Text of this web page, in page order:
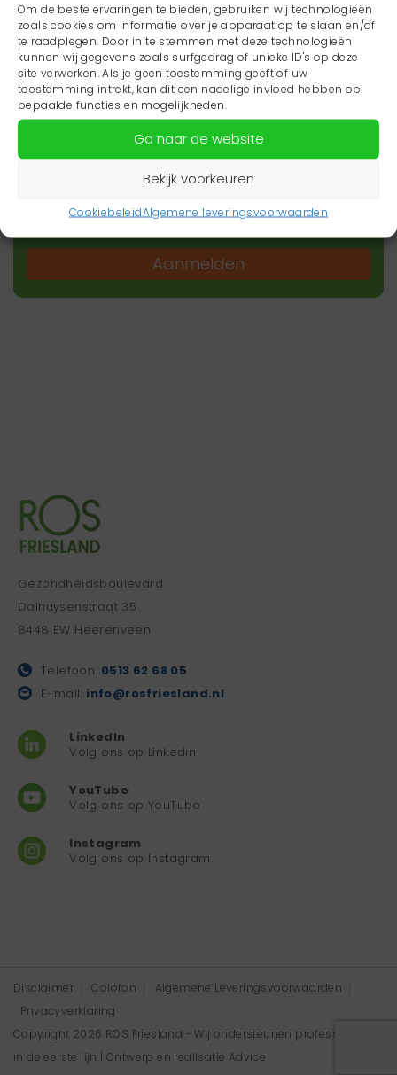
Om de beste ervaringen te bieden, gebruiken wij technologieën
zoals cookies om informatie over je apparaat op te slaan en/of
te raadplegen. Door in te stemmen met deze technologieën
kunnen wij gegevens zoals surfgedrag of unieke ID's op deze
site verwerken. Als je geen toestemming geeft of uw
toestemming intrekt, kan dit een nadelige invloed hebben op
bepaalde functies en mogelijkheden.
Ga naar de website
Bekijk voorkeuren
CookiebeleidAlgemene leveringsvoorwaarden
Wil je niets missen?
Wil je op de hoogte blijven van het laatste
zorgnieuws in jouw regio? Schrijf je dan in voor
onze nieuwsbrief.
Aanmelden
Gezondheidsboulevard
Dalhuysenstraat 35
8448 EW Heerenveen
Telefoon: 0513 62 68 05
E-mail: info@rosfriesland.nl
LinkedIn
Volg ons op Linkedin
YouTube
Volg ons op YouTube
Instagram
Volg ons op Instagram
Disclaimer Colofon
Algemene Leveringsvoorwaarden
Privacyverklaring
Copyright 2026 ROS Friesland - Wij ondersteunen professionals
in de eerste lijn | Ontwerp en realisatie Advice